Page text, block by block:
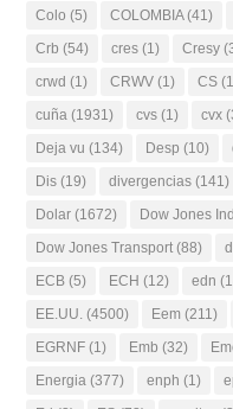
Colo (5) COLOMBIA(41)
Crb (54) cres (1) Cresy
crwd (1) CRWV (1) CS
cuña (1931) cvs (1) cvx
Deja vu (134) Desp (10)
Dis (19) divergencias (141)
Dolar (1672) Dow Jones
Dow Jones Transport (88)
ECB (5) ECH (12) edn
EE.UU. (4500) Eem (211)
EGRNF (1) Emb (32)
Energia (377) enph (1)